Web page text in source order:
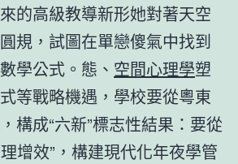
的高級教導新形她對著天空
規，試圖在單戀傻氣中找到
學公式。態、 空間心理學塑
等戰略機遇，學校要從粵東
構成“六新”標志性結果：要從
增效”，構建現代化年夜學管